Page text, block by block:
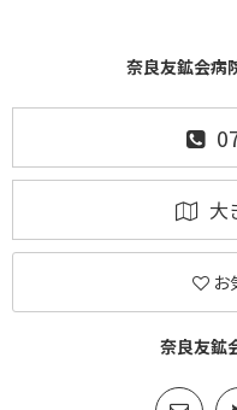
奈良友鉱会病
大
お
奈良友鉱